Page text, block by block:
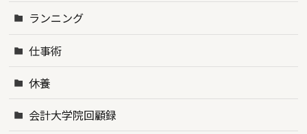
ランニング
仕事術
休養
会計大学院回顧録